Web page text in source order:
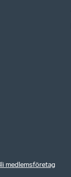
medlemsföretag